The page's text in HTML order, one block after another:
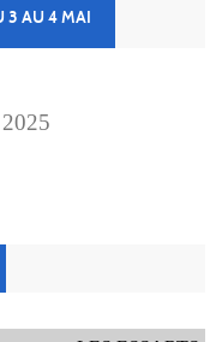
3 AU 4 MAI
2025